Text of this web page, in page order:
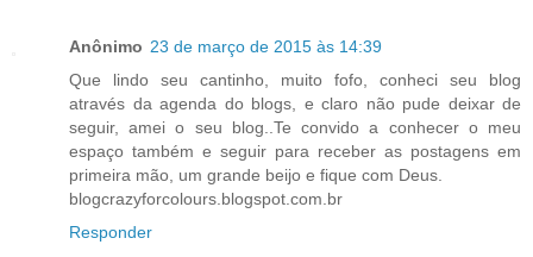
Anônimo 23 de março de 2015 às 14:39
Que lindo seu cantinho, muito fofo, conheci seu blog
através da agenda do blogs, e claro não pude deixar de
seguir, amei o seu blog..Te convido a conhecer o meu
espaço também e seguir para receber as postagens em
primeira mão, um grande beijo e fique com Deus.
blogcrazyforcolours.blogspot.com.br
Responder